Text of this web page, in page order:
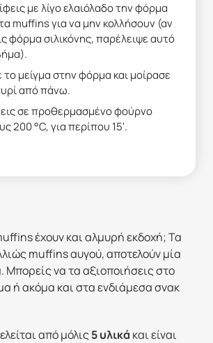
με λίγο ελαιόλαδο την φόρμα
muffins για να μην κολλήσουν (αν
φόρμα σιλικόνης, παρέλειψε αυτό
το μείγμα στην φόρμα και μοίρασε
από πάνω.
σε προθερμασμένο φούρνο
200 °C, για περίπου 15'.
έχουν και αλμυρή εκδοχή; Τα
muffins αυγού, αποτελούν μία
Μπορείς να τα αξιοποιήσεις στο
ή ακόμα και στα ενδιάμεσα σνακ
από μόλις 5 υλικά και είναι